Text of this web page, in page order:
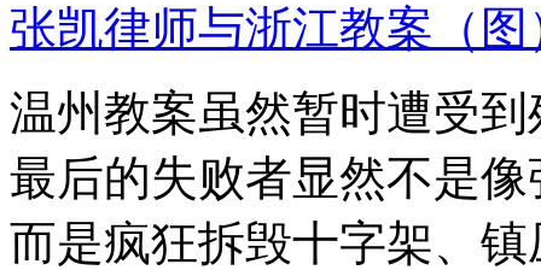
张凯律师与浙江教案（图
温州教案虽然暂时遭受
最后的失败者显然不是
而是疯狂拆毁十字架、